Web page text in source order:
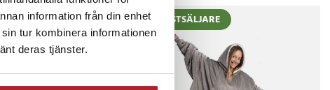
information från din enhet
tur kombinera informationen
deras tjänster.
BÄSTSÄLJARE